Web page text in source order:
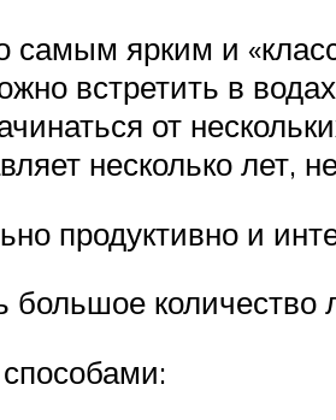
самым ярким и
встретить в
от
несколько лет,
продуктивно и
большое количество